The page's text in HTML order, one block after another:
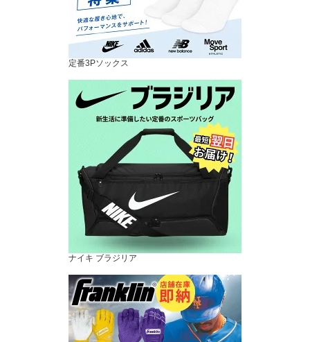
定番3Pソックス
ナイキ ブラジリア